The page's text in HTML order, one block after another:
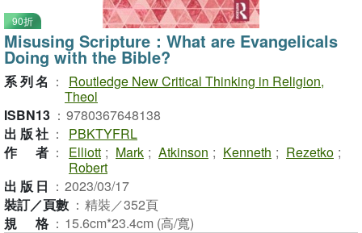
90折
Misusing Scripture：What are Evangelicals
Doing with the Bible?
系列名 ：
Routledge New Critical Thinking in Religion,
Theol
ISBN13 ： 9780367648138
出版社 ：
PBKTYFRL
作者 ： Elliott ; Mark ; Atkinson ; Kenneth ; Rezetko ;
Robert
出版日 ： 2023/03/17
裝訂／頁數 ： 精裝／352頁
規格 ： 15.6cm*23.4cm (高/寬)